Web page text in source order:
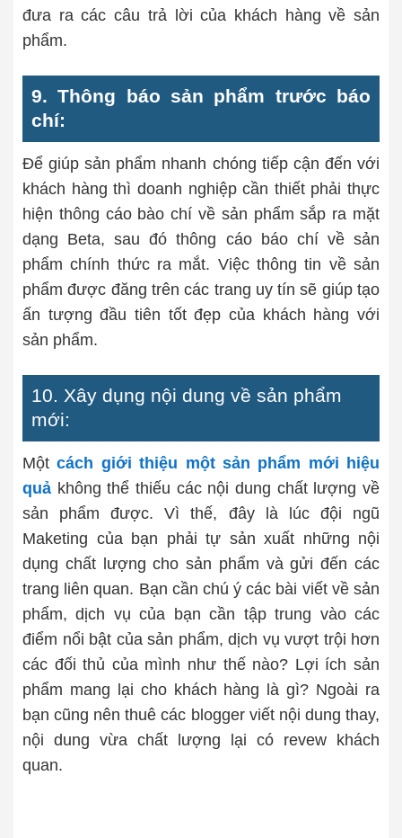
đưa ra các câu trả lời của khách hàng về sản
phẩm.
9. Thông báo sản phẩm trước báo
chí:
Để giúp sản phẩm nhanh chóng tiếp cận đến với
khách hàng thì doanh nghiệp cần thiết phải thực
hiện thông cáo bào chí về sản phẩm sắp ra mặt
dạng Beta, sau đó thông cáo báo chí về sản
phẩm chính thức ra mắt. Việc thông tin về sản
phẩm được đăng trên các trang uy tín sẽ giúp tạo
ấn tượng đầu tiên tốt đẹp của khách hàng với
sản phẩm.
10. Xây dụng nội dung về sản phẩm
mới:
Mộtcách giới thiệu một sản phẩm mới hiệu
quả không thể thiếu các nội dung chất lượng về
sản phẩm được. Vì thế, đây là lúc đội ngũ
Maketing của bạn phải tự sản xuất những nội
dụng chất lượng cho sản phẩm và gửi đến các
trang liên quan. Bạn cần chú ý các bài viết về sản
phẩm, dịch vụ của bạn cần tập trung vào các
điểm nổi bật của sản phẩm, dịch vụ vượt trội hơn
các đối thủ của mình như thế nào? Lợi ích sản
phẩm mang lại cho khách hàng là gì? Ngoài ra
bạn cũng nên thuê các blogger viết nội dung thay,
nội dung vừa chất lượng lại có revew khách
quan.